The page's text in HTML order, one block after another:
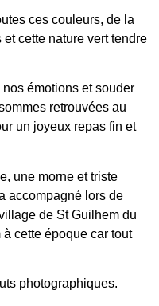
ces couleurs, de la
cette nature vert tendre
émotions et souder
retrouvées au
un joyeux repas fin et
une morne et triste
accompagné lors de
de St Guilhem du
cette époque car tout
photographiques.